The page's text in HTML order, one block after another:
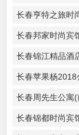
长春亨特之旅时
长春邦家时尚宾
长春锦江精品酒
长春苹果杨2018
长春周先生公寓
长春锦都时尚宾